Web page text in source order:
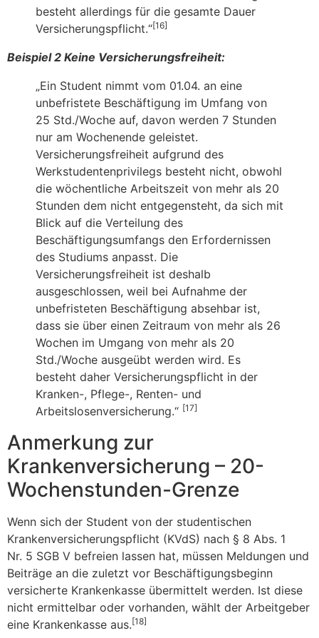
besteht allerdings für die gesamte Dauer
Versicherungspflicht.“[16]
Beispiel 2 Keine Versicherungsfreiheit:
„Ein Student nimmt vom 01.04. an eine
unbefristete Beschäftigung im Umfang von
25 Std./Woche auf, davon werden 7 Stunden
nur am Wochenende geleistet.
Versicherungsfreiheit aufgrund des
Werkstudentenprivilegs besteht nicht, obwohl
die wöchentliche Arbeitszeit von mehr als 20
Stunden dem nicht entgegensteht, da sich mit
Blick auf die Verteilung des
Beschäftigungsumfangs den Erfordernissen
des Studiums anpasst. Die
Versicherungsfreiheit ist deshalb
ausgeschlossen, weil bei Aufnahme der
unbefristeten Beschäftigung absehbar ist,
dass sie über einen Zeitraum von mehr als 26
Wochen im Umgang von mehr als 20
Std./Woche ausgeübt werden wird. Es
besteht daher Versicherungspflicht in der
Kranken-, Pflege-, Renten- und
Arbeitslosenversicherung.“ [17]
Anmerkung zur
Krankenversicherung – 20-
Wochenstunden-Grenze
Wenn sich der Student von der studentischen
Krankenversicherungspflicht (KVdS) nach § 8 Abs. 1
Nr. 5 SGB V befreien lassen hat, müssen Meldungen und
Beiträge an die zuletzt vor Beschäftigungsbeginn
versicherte Krankenkasse übermittelt werden. Ist diese
nicht ermittelbar oder vorhanden, wählt der Arbeitgeber
eine Krankenkasse aus.[18]